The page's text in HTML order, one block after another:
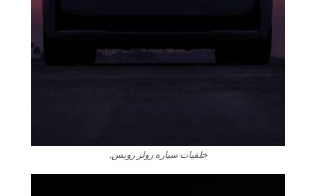
خلفيات سياره رولز رويس.